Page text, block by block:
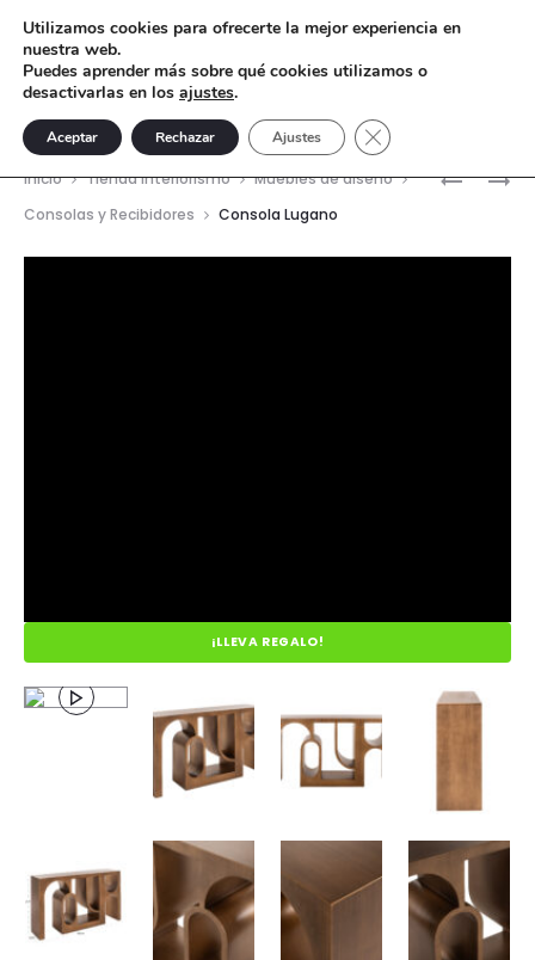
MESA
MESA
Inicio Tienda interiorismo
Muebles de diseño
Consolas y Recibidores
Consola Lugano
¡LLEVA REGALO!
Utilizamos cookies para ofrecerte la mejor experiencia en
nuestra web.
Puedes aprender más sobre qué cookies utilizamos o
desactivarlas en los ajustes.
Aceptar Rechazar Ajustes Cerrar el banner de